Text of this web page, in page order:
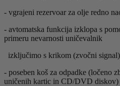
- vgrajeni rezervoar za olje redno
- avtomatska funkcija izklopa s
primeru nevarnosti uničevalnik
izključimo s krikom (zvočni signal)
- poseben koš za odpadke (ločeno
uničenih kartic in CD/DVD diskov)